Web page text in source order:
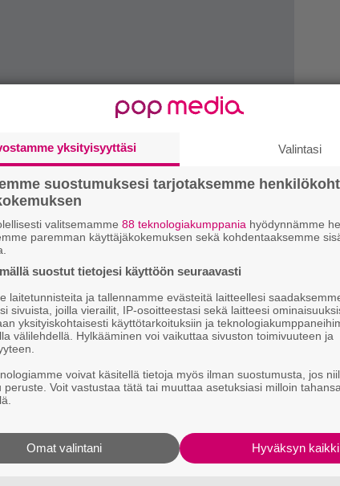
uransa etusijalle, jonka vuoksi hänellä ei ole
toteaa.
myösElke-lehden haastattelussa.
yksityisyyttäsi Valintasi
suostumuksesi tarjotaksemme
valitsemamme 88 teknologiakumppania hyödynnämme
paremman käyttäjäkokemuksen sekä kohdentaaksemme
suostut tietojesi käyttöön seuraavasti
laitetunnisteita ja tallennamme evästeitä laitteellesi
sivuista, joilla vierailit, IP-osoitteestasi sekä laitteesi
yksityiskohtaisesti käyttötarkoituksiin ja
välilehdellä. Hylkääminen voi vaikuttaa sivuston toimivuuteen ja
voivat käsitellä tietoja myös ilman suostumusta, jos
peruste. Voit vastustaa tätä tai muuttaa asetuksiasi milloin
Hyväksyn kaikki
Omat valintani